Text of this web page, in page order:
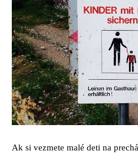
Ak si vezmete malé deti na